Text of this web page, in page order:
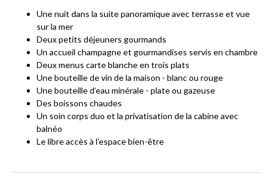
Une nuit dans la suite panoramique avec terrasse et vue
sur la mer
Deux petits déjeuners gourmands
Un accueil champagne et gourmandises servis en chambre
Deux menus carte blanche en trois plats
Une bouteille de vin de la maison - blanc ou rouge
Une bouteille d’eau minérale - plate ou gazeuse
Des boissons chaudes
Un soin corps duo et la privatisation de la cabine avec
balnéo
Le libre accès à l’espace bien-être